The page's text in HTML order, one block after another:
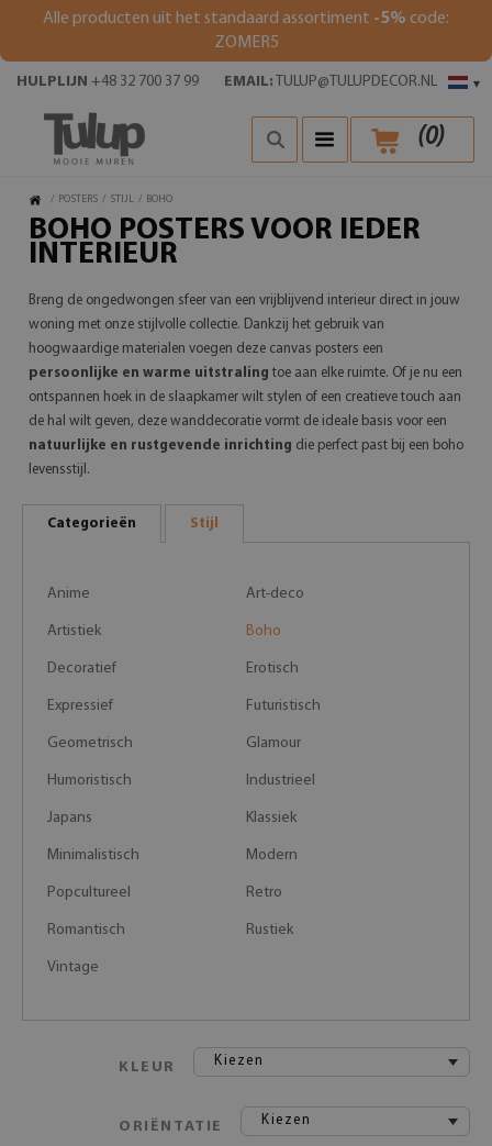
Alle producten uit het standaard assortiment -5% code:
ZOMER5
▾
HULPLIJN +48 32 700 37 99 EMAIL: TULUP@TULUPDECOR.NL
(0)
/ POSTERS / STIJL / BOHO
BOHO POSTERS VOOR IEDER
INTERIEUR
Breng de ongedwongen sfeer van een vrijblijvend interieur direct in jouw
woning met onze stijlvolle collectie. Dankzij het gebruik van
hoogwaardige materialen voegen deze canvas posters een
persoonlijke en warme uitstraling toe aan elke ruimte. Of je nu een
ontspannen hoek in de slaapkamer wilt stylen of een creatieve touch aan
de hal wilt geven, deze wanddecoratie vormt de ideale basis voor een
natuurlijke en rustgevende inrichting die perfect past bij een boho
levensstijl.
Categorieën Stijl
Anime Art-deco
Artistiek Boho
Decoratief Erotisch
Expressief Futuristisch
Geometrisch Glamour
Humoristisch Industrieel
Japans Klassiek
Minimalistisch Modern
Popcultureel Retro
Romantisch Rustiek
Vintage
KLEUR Kiezen
ORIËNTATIE Kiezen